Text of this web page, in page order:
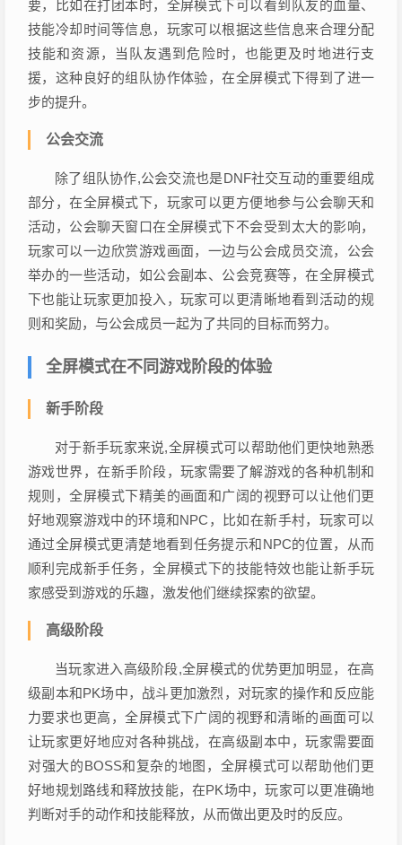
要，比如在打团本时，全屏模式下可以看到队友的血量、
技能冷却时间等信息，玩家可以根据这些信息来合理分配
技能和资源，当队友遇到危险时，也能更及时地进行支
援，这种良好的组队协作体验，在全屏模式下得到了进一
步的提升。
公会交流
除了组队协作,公会交流也是DNF社交互动的重要组成
部分，在全屏模式下，玩家可以更方便地参与公会聊天和
活动，公会聊天窗口在全屏模式下不会受到太大的影响，
玩家可以一边欣赏游戏画面，一边与公会成员交流，公会
举办的一些活动，如公会副本、公会竞赛等，在全屏模式
下也能让玩家更加投入，玩家可以更清晰地看到活动的规
则和奖励，与公会成员一起为了共同的目标而努力。
全屏模式在不同游戏阶段的体验
新手阶段
对于新手玩家来说,全屏模式可以帮助他们更快地熟悉
游戏世界，在新手阶段，玩家需要了解游戏的各种机制和
规则，全屏模式下精美的画面和广阔的视野可以让他们更
好地观察游戏中的环境和NPC，比如在新手村，玩家可以
通过全屏模式更清楚地看到任务提示和NPC的位置，从而
顺利完成新手任务，全屏模式下的技能特效也能让新手玩
家感受到游戏的乐趣，激发他们继续探索的欲望。
高级阶段
当玩家进入高级阶段,全屏模式的优势更加明显，在高
级副本和PK场中，战斗更加激烈，对玩家的操作和反应能
力要求也更高，全屏模式下广阔的视野和清晰的画面可以
让玩家更好地应对各种挑战，在高级副本中，玩家需要面
对强大的BOSS和复杂的地图，全屏模式可以帮助他们更
好地规划路线和释放技能，在PK场中，玩家可以更准确地
判断对手的动作和技能释放，从而做出更及时的反应。